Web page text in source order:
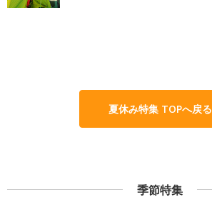
夏休み特集 TOPへ戻る
季節特集